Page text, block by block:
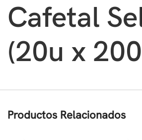
Cafetal
(20u x
Productos Relacionados